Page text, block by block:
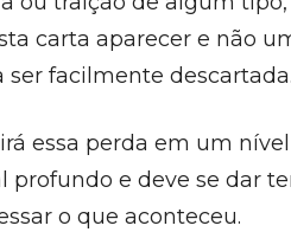
carta aparecer e não
ser facilmente descartada.
essa perda em um nível
profundo e deve se dar
o que aconteceu.